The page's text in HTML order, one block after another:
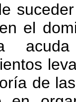
el
acuda
de